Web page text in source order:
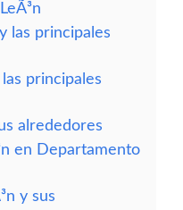
las principales
principales
alrededores
en Departamento
y sus